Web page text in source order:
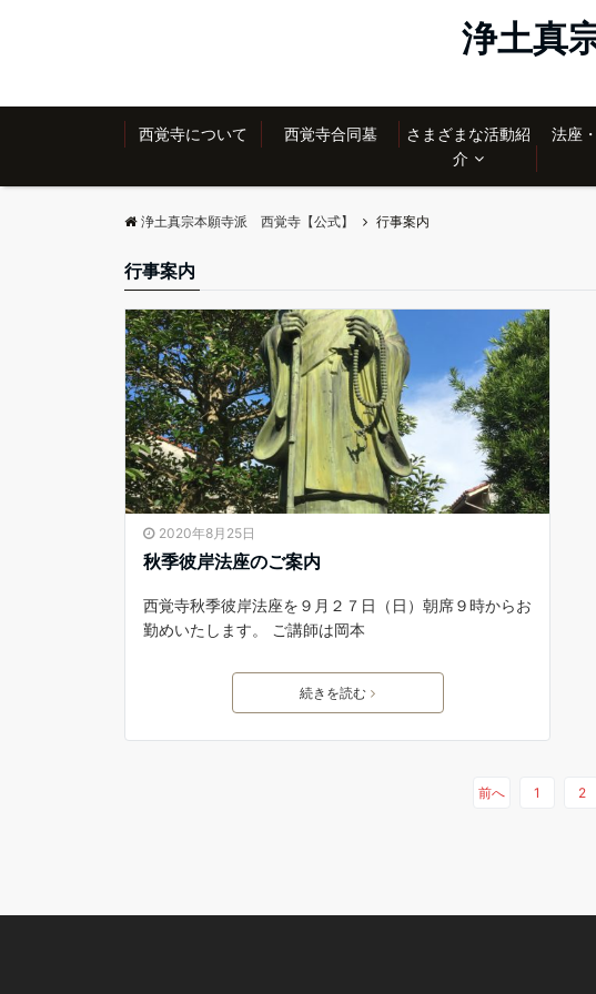
浄土真
西覚寺について 西覚寺合同墓
さまざまな活動紹
介
法座
浄土真宗本願寺派 西覚寺【公式】 行事案内
行事案内
2020年8月25日
秋季彼岸法座のご案内
西覚寺秋季彼岸法座を９月２７日（日）朝席９時からお
勤めいたします。 ご講師は岡本
続きを読む
前へ 1 2